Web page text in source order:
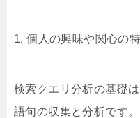
1. 個人の興味や関心の
検索クエリ分析の基礎
語句の収集と分析です。